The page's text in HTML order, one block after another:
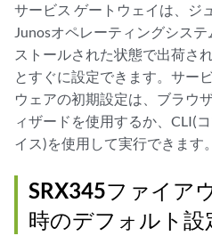
サービス ゲートウェイは、ジ
Junosオペレーティングシス
ストールされた状態で出荷さ
とすぐに設定できます。サー
ウェアの初期設定は、ブラウ
ィザードを使用するか、CLI(
イス)を使用して実行できます。
SRX345ファイア
時のデフォルト設